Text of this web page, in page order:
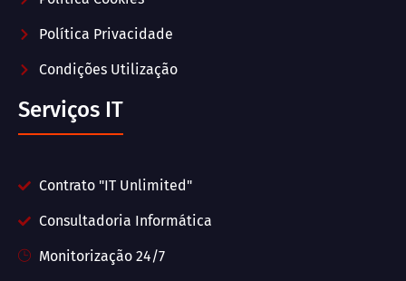
Política Privacidade
Condições Utilização
Serviços IT
Contrato "IT Unlimited"
Consultadoria Informática
Monitorização 24/7